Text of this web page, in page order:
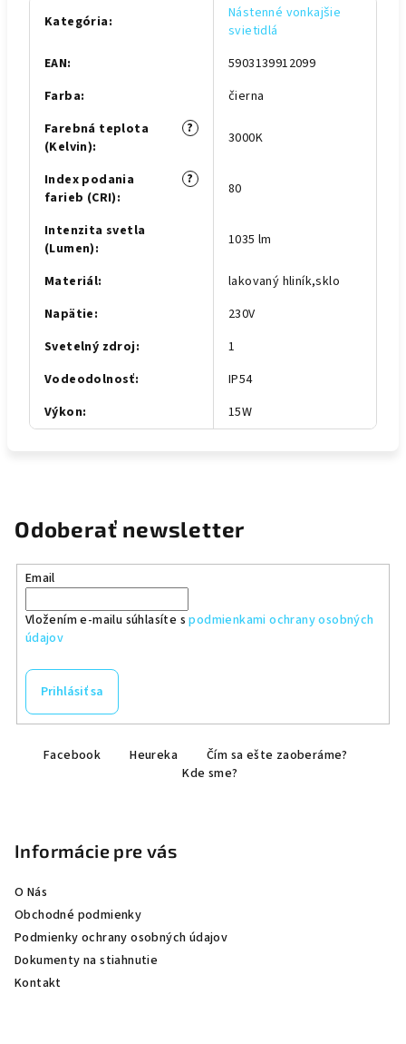
Kategória:
Nástenné vonkajšie
svietidlá
EAN:
5903139912099
Farba:
čierna
?
Farebná teplota
(Kelvin): 3000K
?
Index podania
farieb (CRI): 80
Intenzita svetla
(Lumen): 1035 lm
Materiál:
lakovaný hliník,sklo
Napätie:
230V
Svetelný zdroj:
1
Vodeodolnosť:
IP54
Výkon: 15W
Odoberať newsletter
Email
Vložením e-mailu súhlasíte spodmienkami ochrany osobných
údajov
Prihlásiť sa
Facebook Heureka
Čím sa ešte zaoberáme?
Kde sme?
Informácie pre vás
O Nás
Obchodné podmienky
Podmienky ochrany osobných údajov
Dokumenty na stiahnutie
Kontakt